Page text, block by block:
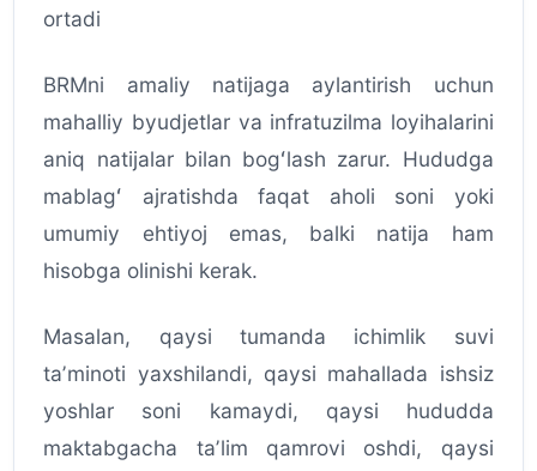
ortadi
BRMni amaliy natijaga aylantirish uchun
mahalliy byudjetlar va infratuzilma loyihalarini
aniq natijalar bilan bogʻlash zarur. Hududga
mablagʻ ajratishda faqat aholi soni yoki
umumiy ehtiyoj emas, balki natija ham
hisobga olinishi kerak.
Masalan, qaysi tumanda ichimlik suvi
taʼminoti yaxshilandi, qaysi mahallada ishsiz
yoshlar soni kamaydi, qaysi hududda
maktabgacha taʼlim qamrovi oshdi, qaysi